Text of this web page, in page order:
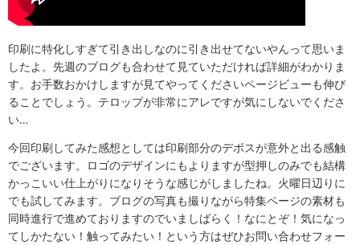
印刷に特化しすぎて引き出しなのに引き出せてないやんって思いま
したよ。先週のブログも合わせて見ていただければ詳細がわかりま
す。お手数おかけしますが見てやってくださいページビューも伸び
ることでしょう。テロップが非常にアレですが気にしないでくださ
い…
今回印刷してみた感想としては印刷部分のデボスが意外と出る感触
でございます。ロゴのデザインにもよりますが型押しのみでも結構
かっこいい仕上がりになりそうな感じがしましたね。火曜日辺りに
でも試してみます。ブログの写真も撮りながら特集ページの素材も
同時進行で進めておりますのでいましばらく！なにとぞ！気になっ
てしかたない！触ってみたい！という方はぜひお問い合わせフォー